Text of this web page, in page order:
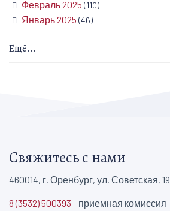
Февраль 2025 (110)
Январь 2025 (46)
Ещё...
Свяжитесь с нами
460014, г. Оренбург, ул. Советская, 19
8 (3532) 500393 - приемная комиссия